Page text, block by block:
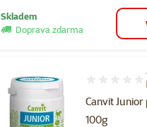
Skladem
Doprava zdarma
Canvit
100g
Hodnocení